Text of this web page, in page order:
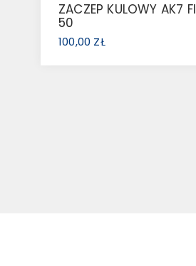
ZACZEP KULOWY AK7 FI
50
100,00 ZŁ